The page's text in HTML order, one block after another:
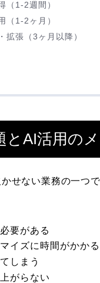
（1-2週間）
（1-2ヶ月）
拡張（3ヶ月以降）
AI活用の
せない業務の一つ
要がある
イズに時間がかかる
しまう
がらない